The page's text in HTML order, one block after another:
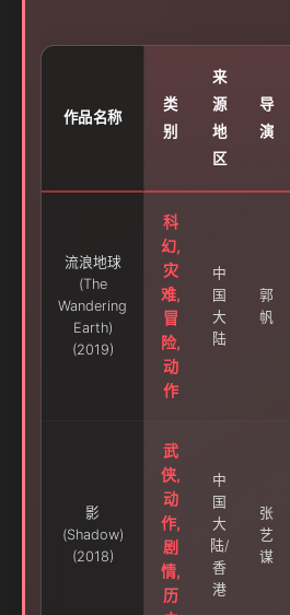
作品名称
类
别
来
源
地
区
导
演
流浪地球
(The
Wandering
Earth)
(2019)
科
幻,
灾
难,
冒
险,
动
作
中
国
大
陆
郭
帆
影
(Shadow)
(2018)
武
侠,
动
作,
剧
情,
历
中
国
大
陆/
香
港
张
艺
谋